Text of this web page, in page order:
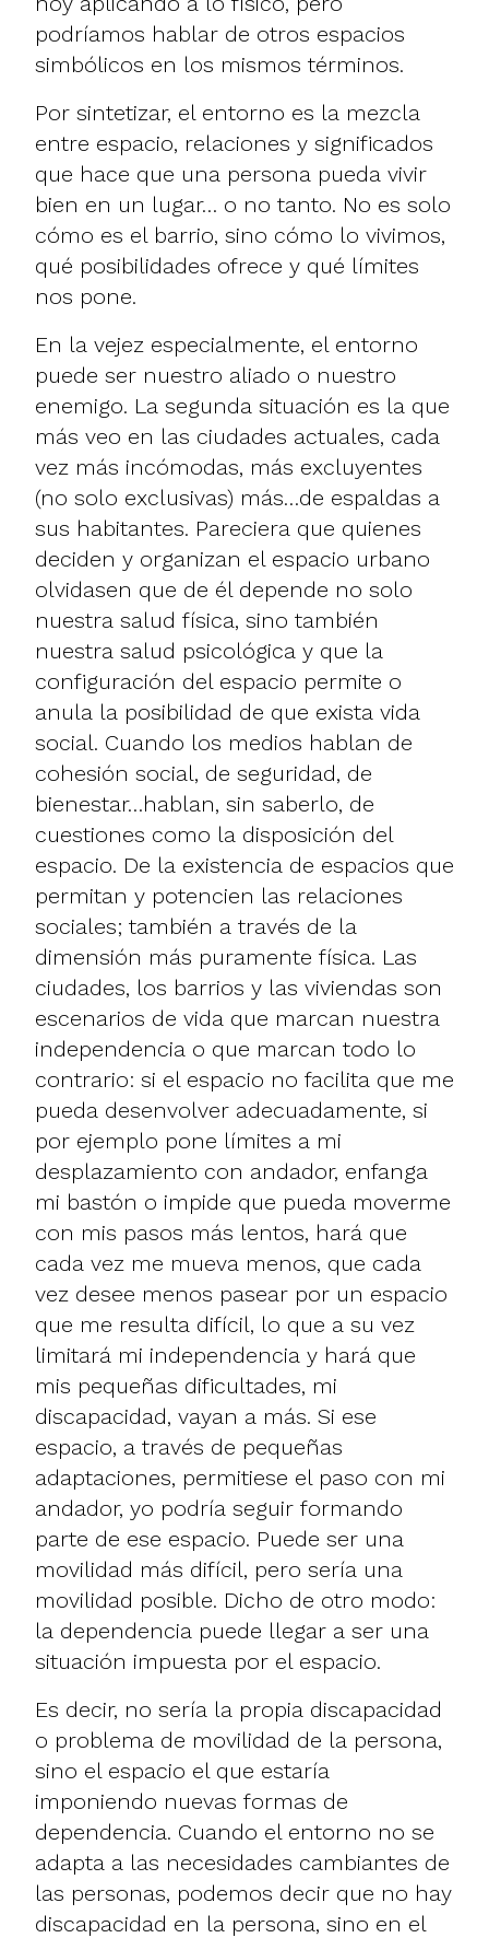
podríamos hablar de otros espacios
simbólicos en los mismos términos.
Por sintetizar, el entorno es la mezcla
entre espacio, relaciones y significados
que hace que una persona pueda vivir
bien en un lugar… o no tanto. No es solo
cómo es el barrio, sino cómo lo vivimos,
qué posibilidades ofrece y qué límites
nos pone.
En la vejez especialmente, el entorno
puede ser nuestro aliado o nuestro
enemigo. La segunda situación es la que
más veo en las ciudades actuales, cada
vez más incómodas, más excluyentes
(no solo exclusivas) más…de espaldas a
sus habitantes. Pareciera que quienes
deciden y organizan el espacio urbano
olvidasen que de él depende no solo
nuestra salud física, sino también
nuestra salud psicológica y que la
configuración del espacio permite o
anula la posibilidad de que exista vida
social. Cuando los medios hablan de
cohesión social, de seguridad, de
bienestar…hablan, sin saberlo, de
cuestiones como la disposición del
espacio. De la existencia de espacios que
permitan y potencien las relaciones
sociales; también a través de la
dimensión más puramente física. Las
ciudades, los barrios y las viviendas son
escenarios de vida que marcan nuestra
independencia o que marcan todo lo
contrario: si el espacio no facilita que me
pueda desenvolver adecuadamente, si
por ejemplo pone límites a mi
desplazamiento con andador, enfanga
mi bastón o impide que pueda moverme
con mis pasos más lentos, hará que
cada vez me mueva menos, que cada
vez desee menos pasear por un espacio
que me resulta difícil, lo que a su vez
limitará mi independencia y hará que
mis pequeñas dificultades, mi
discapacidad, vayan a más. Si ese
espacio, a través de pequeñas
adaptaciones, permitiese el paso con mi
andador, yo podría seguir formando
parte de ese espacio. Puede ser una
movilidad más difícil, pero sería una
movilidad posible. Dicho de otro modo:
la dependencia puede llegar a ser una
situación impuesta por el espacio.
Es decir, no sería la propia discapacidad
o problema de movilidad de la persona,
sino el espacio el que estaría
imponiendo nuevas formas de
dependencia. Cuando el entorno no se
adapta a las necesidades cambiantes de
las personas, podemos decir que no hay
discapacidad en la persona, sino en el